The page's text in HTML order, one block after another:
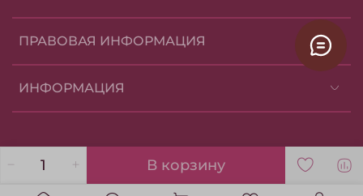
В корзину
ПРАВОВАЯ ИНФОРМАЦИЯ
ИНФОРМАЦИЯ